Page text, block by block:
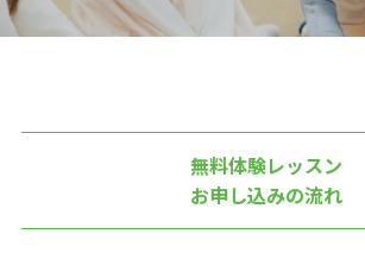
無料体験レッスン
お申し込みの流れ